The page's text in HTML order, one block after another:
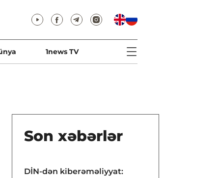
1news TV
Son xəbərlər
DİN-dən kiberəməliyyat: